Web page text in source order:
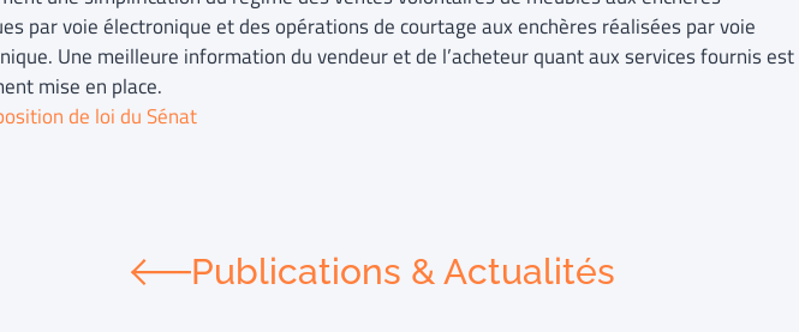
par voie électronique et des opérations de courtage aux enchères réalisées par voie
Une meilleure information du vendeur et de l’acheteur quant aux services fournis est
mise en place.
de loi du Sénat
Publications & Actualités